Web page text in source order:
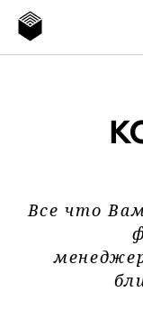
Все что